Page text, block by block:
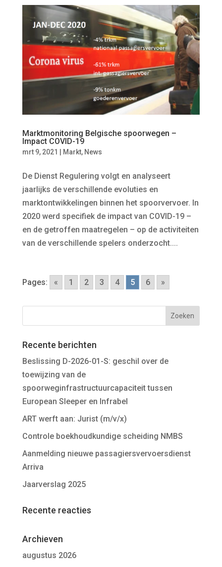
Marktmonitoring Belgische spoorwegen –
Impact COVID-19
mrt 9, 2021 | Markt, News
De Dienst Regulering volgt en analyseert
jaarlijks de verschillende evoluties en
marktontwikkelingen binnen het spoorvervoer. In
2020 werd specifiek de impact van COVID-19 –
en de getroffen maatregelen – op de activiteiten
van de verschillende spelers onderzocht....
Pages: « 1 2 3 4 5 6 »
Recente berichten
Beslissing D-2026-01-S: geschil over de
toewijzing van de
spoorweginfrastructuurcapaciteit tussen
European Sleeper en Infrabel
ART werft aan: Jurist (m/v/x)
Controle boekhoudkundige scheiding NMBS
Aanmelding nieuwe passagiersvervoersdienst
Arriva
Jaarverslag 2025
Recente reacties
Archieven
augustus 2026